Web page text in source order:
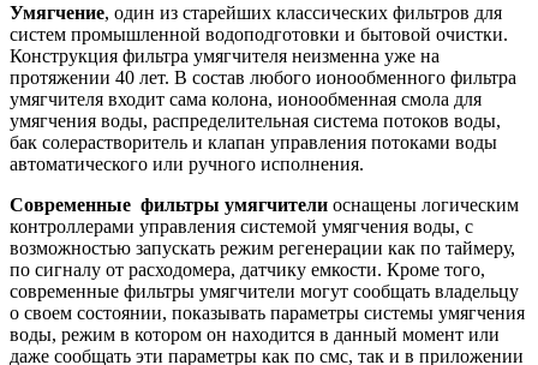
Умягчение, один из старейших классических фильтров для
систем промышленной водоподготовки и бытовой очистки.
Конструкция фильтра умягчителя неизменна уже на
протяжении 40 лет. В состав любого ионообменного фильтра
умягчителя входит сама колона, ионообменная смола для
умягчения воды, распределительная система потоков воды,
бак солерастворитель и клапан управления потоками воды
автоматического или ручного исполнения.
Современные фильтры умягчители оснащены логическим
контроллерами управления системой умягчения воды, с
возможностью запускать режим регенерации как по таймеру,
по сигналу от расходомера, датчику емкости. Кроме того,
современные фильтры умягчители могут сообщать владельцу
о своем состоянии, показывать параметры системы умягчения
воды, режим в котором он находится в данный момент или
даже сообщать эти параметры как по смс, так и в приложении